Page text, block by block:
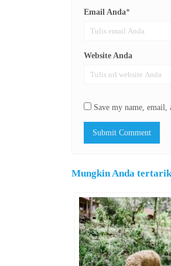
Email Anda*
Website Anda
Save my name,
Mungkin Anda